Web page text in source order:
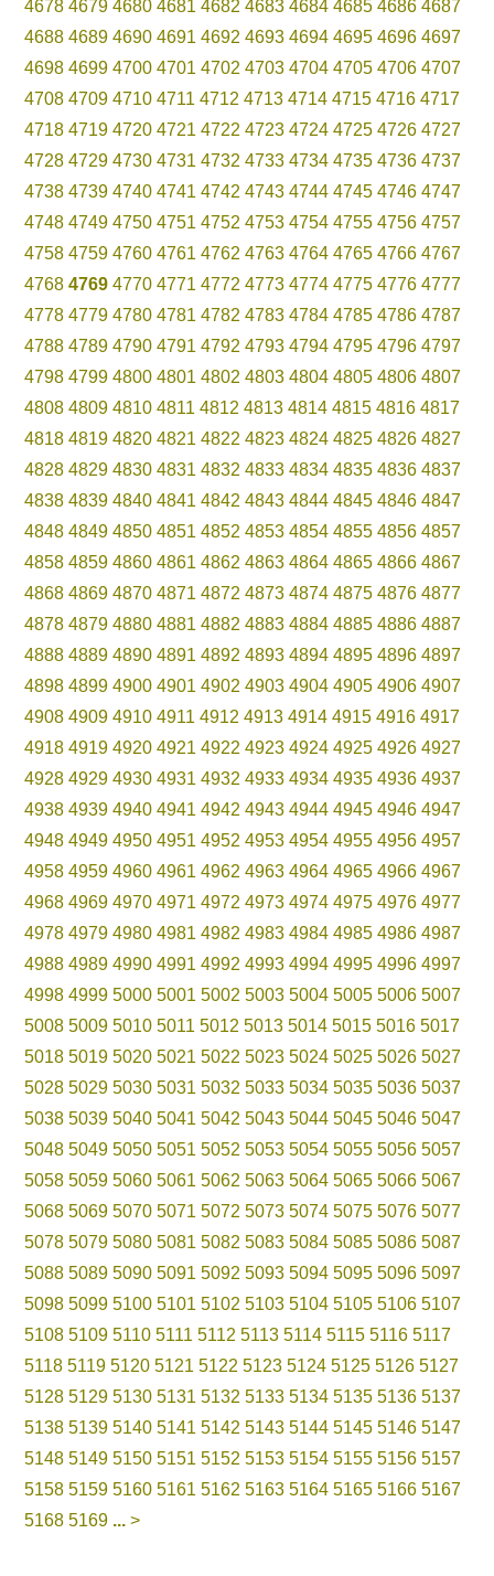
4678 4679 4680 4681 4682 4683 4684 4685 4686 4687
4688 4689 4690 4691 4692 4693 4694 4695 4696 4697
4698 4699 4700 4701 4702 4703 4704 4705 4706 4707
4708 4709 4710 4711 4712 4713 4714 4715 4716 4717
4718 4719 4720 4721 4722 4723 4724 4725 4726 4727
4728 4729 4730 4731 4732 4733 4734 4735 4736 4737
4738 4739 4740 4741 4742 4743 4744 4745 4746 4747
4748 4749 4750 4751 4752 4753 4754 4755 4756 4757
4758 4759 4760 4761 4762 4763 4764 4765 4766 4767
4768 4769 4770 4771 4772 4773 4774 4775 4776 4777
4778 4779 4780 4781 4782 4783 4784 4785 4786 4787
4788 4789 4790 4791 4792 4793 4794 4795 4796 4797
4798 4799 4800 4801 4802 4803 4804 4805 4806 4807
4808 4809 4810 4811 4812 4813 4814 4815 4816 4817
4818 4819 4820 4821 4822 4823 4824 4825 4826 4827
4828 4829 4830 4831 4832 4833 4834 4835 4836 4837
4838 4839 4840 4841 4842 4843 4844 4845 4846 4847
4848 4849 4850 4851 4852 4853 4854 4855 4856 4857
4858 4859 4860 4861 4862 4863 4864 4865 4866 4867
4868 4869 4870 4871 4872 4873 4874 4875 4876 4877
4878 4879 4880 4881 4882 4883 4884 4885 4886 4887
4888 4889 4890 4891 4892 4893 4894 4895 4896 4897
4898 4899 4900 4901 4902 4903 4904 4905 4906 4907
4908 4909 4910 4911 4912 4913 4914 4915 4916 4917
4918 4919 4920 4921 4922 4923 4924 4925 4926 4927
4928 4929 4930 4931 4932 4933 4934 4935 4936 4937
4938 4939 4940 4941 4942 4943 4944 4945 4946 4947
4948 4949 4950 4951 4952 4953 4954 4955 4956 4957
4958 4959 4960 4961 4962 4963 4964 4965 4966 4967
4968 4969 4970 4971 4972 4973 4974 4975 4976 4977
4978 4979 4980 4981 4982 4983 4984 4985 4986 4987
4988 4989 4990 4991 4992 4993 4994 4995 4996 4997
4998 4999 5000 5001 5002 5003 5004 5005 5006 5007
5008 5009 5010 5011 5012 5013 5014 5015 5016 5017
5018 5019 5020 5021 5022 5023 5024 5025 5026 5027
5028 5029 5030 5031 5032 5033 5034 5035 5036 5037
5038 5039 5040 5041 5042 5043 5044 5045 5046 5047
5048 5049 5050 5051 5052 5053 5054 5055 5056 5057
5058 5059 5060 5061 5062 5063 5064 5065 5066 5067
5068 5069 5070 5071 5072 5073 5074 5075 5076 5077
5078 5079 5080 5081 5082 5083 5084 5085 5086 5087
5088 5089 5090 5091 5092 5093 5094 5095 5096 5097
5098 5099 5100 5101 5102 5103 5104 5105 5106 5107
5108 5109 5110 5111 5112 5113 5114 5115 5116 5117
5118 5119 5120 5121 5122 5123 5124 5125 5126 5127
5128 5129 5130 5131 5132 5133 5134 5135 5136 5137
5138 5139 5140 5141 5142 5143 5144 5145 5146 5147
5148 5149 5150 5151 5152 5153 5154 5155 5156 5157
5158 5159 5160 5161 5162 5163 5164 5165 5166 5167
5168 5169 ... >